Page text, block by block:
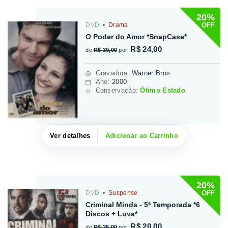
20%
OFF
DVD Drama
O Poder do Amor *SnapCase*
de R$ 30,00 por R$ 24,00
Gravadora: Warner Bros
Ano: 2000
Conservação:Ótimo Estado
Ver detalhes Adicionar ao Carrinho
20%
OFF
DVD Suspense
Criminal Minds - 5ª Temporada *6
Discos + Luva*
R$ 20,00